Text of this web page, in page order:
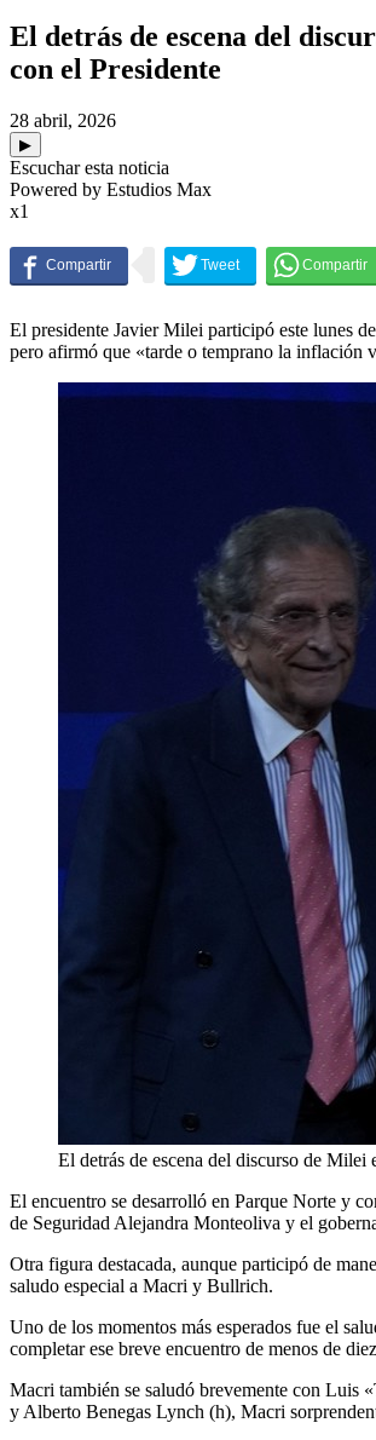
El detrás de escena del
con el Presidente
28 abril, 2026
▶
Escuchar esta noticia
Powered by Estudios Max
x1
El presidente Javier Milei participó este lunes
pero afirmó que «tarde o temprano la inflación
El detrás de escena del discurso de
El encuentro se desarrolló en Parque Norte y
de Seguridad Alejandra Monteoliva y el
Otra figura destacada, aunque participó de
saludo especial a Macri y Bullrich.
Uno de los momentos más esperados fue el
completar ese breve encuentro de menos de
Macri también se saludó brevemente con Luis
y Alberto Benegas Lynch (h), Macri